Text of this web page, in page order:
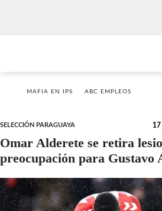
MAFIA EN IPS ABC EMPLEOS
SELECCIÓN PARAGUAYA 17
Omar Alderete se retira
preocupación para Gustavo